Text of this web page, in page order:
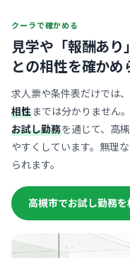
クーラで確かめる
見学や「報酬あり
との相性を確かめ
求人票や条件表だけでは
相性までは分かりません
お試し勤務を通じて、高
やすくしています。無理
られます。
高槻市でお試し勤務を